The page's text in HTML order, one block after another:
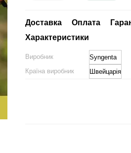
Доставка Оплата
Характеристики
Виробник
Syngenta
Країна виробник
Швейцарія